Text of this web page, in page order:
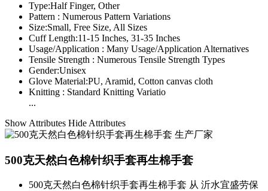
Type:Half Finger, Other
Pattern : Numerous Pattern Variations
Size:Small, Free Size, All Sizes
Cuff Length:11-15 Inches, 31-35 Inches
Usage/Application : Many Usage/Application Alternatives
Tensile Strength : Numerous Tensile Strength Types
Gender:Unisex
Glove Material:PU, Aramid, Cotton canvas cloth
Knitting : Standard Knitting Variatio
...
Show Attributes Hide Attributes
500克天然白色棉针织手套再生棉手套
500克天然白色棉针织手套再生棉手套 从 沂水宜盛劳保